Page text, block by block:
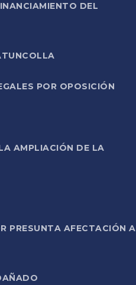
DEL
POR OPOSICIÓN
AMPLIACIÓN DE LA
PRESUNTA AFECTACIÓN A